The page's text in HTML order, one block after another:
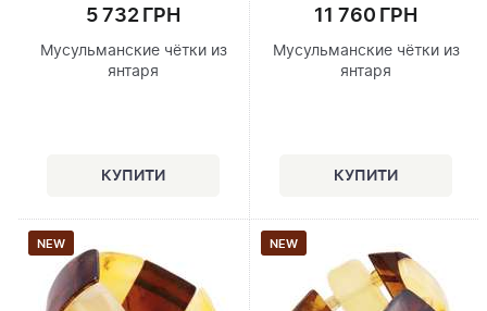
5 732 ГРН
Мусульманские чётки из
янтаря
11 760 ГРН
Мусульманские чётки из
янтаря
NEW NEW